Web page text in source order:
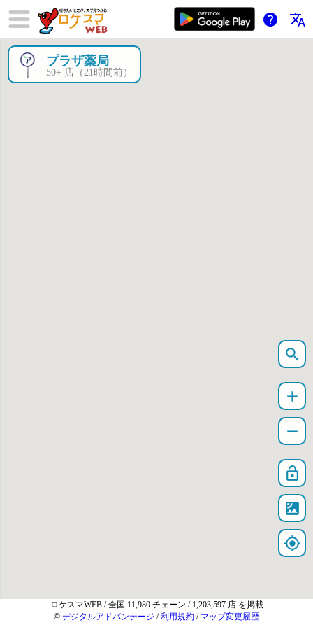
help translate
プラザ薬局
50+ 店（21時間前）
search
add
remove
lock_open
satellite
my_location
ロケスマWEB / 全国 11,980 チェーン / 1,203,597 店 を掲載
© デジタルアドバンテージ /利用規約 / マップ変更履歴